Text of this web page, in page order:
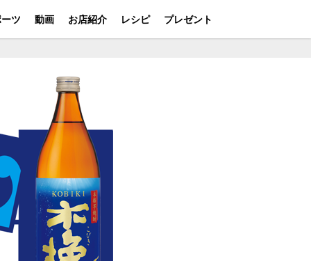
ツ 動画 お店紹介 レシピ プレゼント